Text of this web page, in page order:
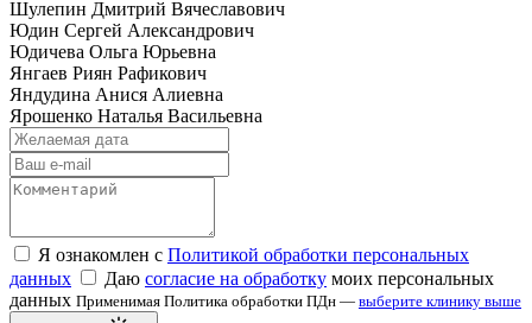
Шулепин Дмитрий Вячеславович
Юдин Сергей Александрович
Юдичева Ольга Юрьевна
Янгаев Риян Рафикович
Яндудина Анися Алиевна
Ярошенко Наталья Васильевна
Я ознакомлен с Политикой обработки персональных
данных
Даю согласие на обработку моих персональных
данных Применимая Политика обработки ПДн — выберите клинику выше